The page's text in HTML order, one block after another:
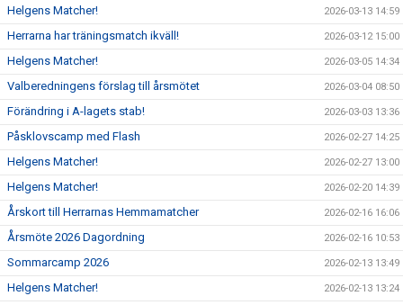
Helgens Matcher! 2026-03-13 14:59
Herrarna har träningsmatch ikväll! 2026-03-12 15:00
Helgens Matcher! 2026-03-05 14:34
Valberedningens förslag till årsmötet 2026-03-04 08:50
Förändring i A-lagets stab! 2026-03-03 13:36
Påsklovscamp med Flash 2026-02-27 14:25
Helgens Matcher! 2026-02-27 13:00
Helgens Matcher! 2026-02-20 14:39
Årskort till Herrarnas Hemmamatcher 2026-02-16 16:06
Årsmöte 2026 Dagordning 2026-02-16 10:53
Sommarcamp 2026 2026-02-13 13:49
Helgens Matcher! 2026-02-13 13:24